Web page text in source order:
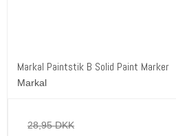
Markal Paintstik B Solid Paint Marker
Markal
28,95 DKK